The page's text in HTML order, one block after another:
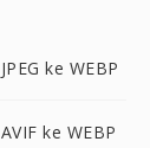
JPEG ke WEBP
AVIF ke WEBP